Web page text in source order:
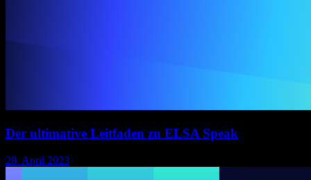
Der ultimative Leitfaden zu ELSA Speak
28. April 2023